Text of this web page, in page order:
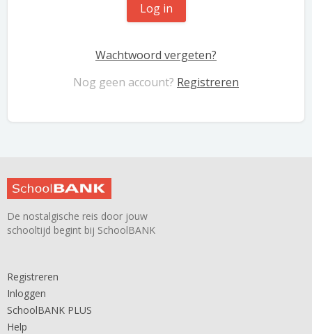
Log in
Wachtwoord vergeten?
Nog geen account? Registreren
De nostalgische reis door jouw
schooltijd begint bij SchoolBANK
Registreren
Inloggen
SchoolBANK PLUS
Help